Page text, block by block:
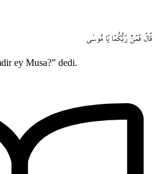
قَالَ فَمَنْ رَبُّكُمَا يَا مُوسٰى
ey Musa?” dedi.